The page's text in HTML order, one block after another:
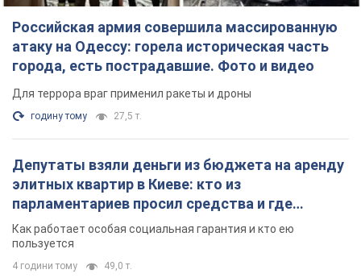
Российская армия совершила массированную
атаку на Одессу: горела историческая часть
города, есть пострадавшие. Фото и видео
Для террора враг применил ракеты и дроны
годину тому 27,5 т.
Депутаты взяли деньги из бюджета на аренду
элитных квартир в Киеве: кто из
парламентариев просил средства и где
поселился
Как работает особая социальная гарантия и кто ею
пользуется
4 години тому 49,0 т.